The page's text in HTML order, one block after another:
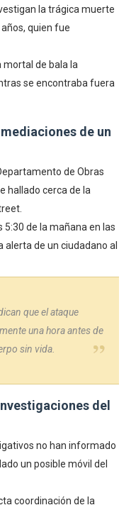
la trágica muerte
quien fue
mortal de bala la
se encontraba fuera
de un
de Obras
hallado cerca de la
5:30 de la mañana en las
de un ciudadano al
que el ataque
una hora antes de
sin vida.
del
no han informado
un posible móvil del
coordinación de la